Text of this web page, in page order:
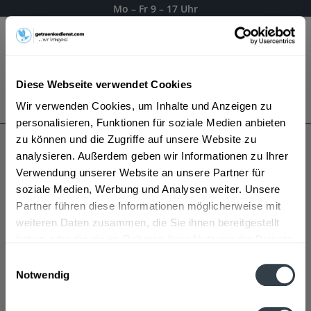
Diese Webseite verwendet Cookies
Wir verwenden Cookies, um Inhalte und Anzeigen zu
personalisieren, Funktionen für soziale Medien anbieten
zu können und die Zugriffe auf unsere Website zu
analysieren. Außerdem geben wir Informationen zu Ihrer
Verwendung unserer Website an unsere Partner für
soziale Medien, Werbung und Analysen weiter. Unsere
Partner führen diese Informationen möglicherweise mit
weiteren Daten zusammen, die Sie ihnen bereitgestellt
Notwendig
Mo – Fr 9 – 17 Uhr
Es gilt unsereDatenschutzerklärung
Hauff